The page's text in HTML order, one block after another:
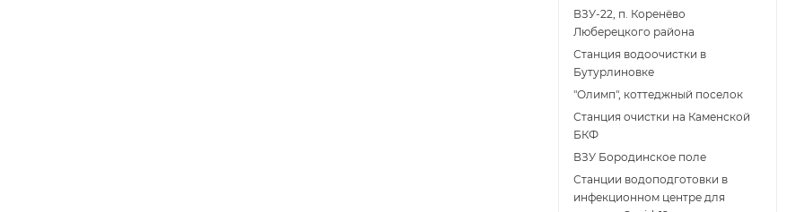
ВЗУ-22, п. Коренёво
Люберецкого района
Станция водоочистки в
Бутурлиновке
"Олимп", коттеджный поселок
Станция очистки на Каменской
БКФ
ВЗУ Бородинское поле
Станции водоподготовки в
инфекционном центре для